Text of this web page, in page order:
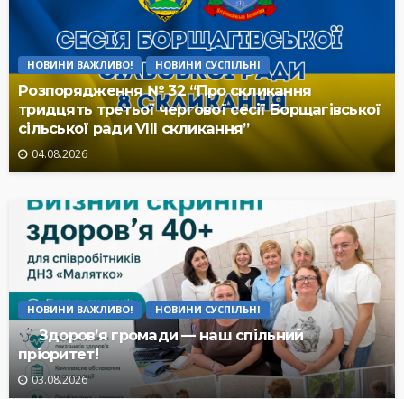
НОВИНИ ВАЖЛИВО! НОВИНИ СУСПІЛЬНІ
Розпорядження № 32 “Про скликання
тридцять третьої чергової сесії Борщагівської
сільської ради VIII скликання”
04.08.2026
НОВИНИ ВАЖЛИВО! НОВИНИ СУСПІЛЬНІ
Здоров’я громади — наш спільний
пріоритет!
03.08.2026